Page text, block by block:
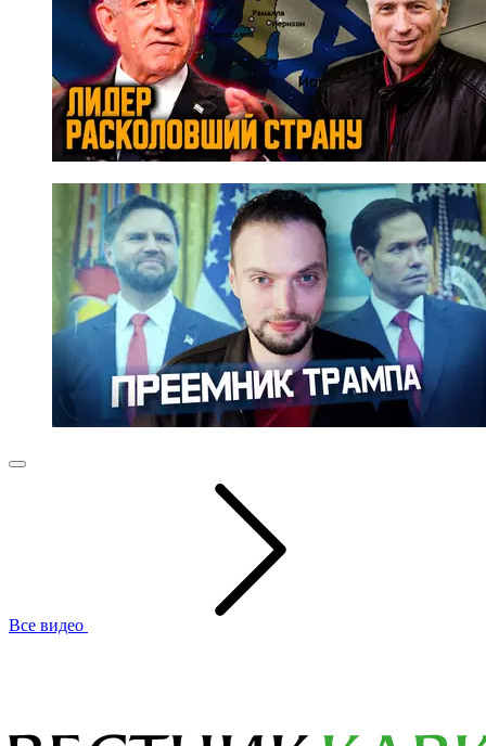
Все видео